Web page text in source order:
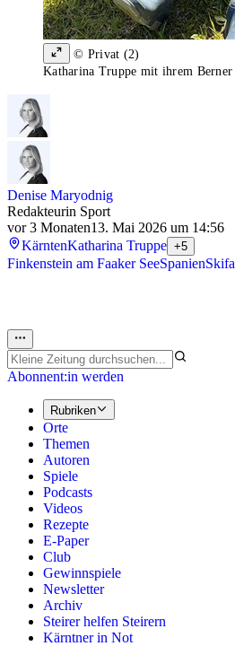
© Privat (2)
Katharina Truppe mit ihrem Berner
Denise Maryodnig
Redakteurin Sport
vor 3 Monaten13. Mai 2026 um 14:56
KärntenKatharina Truppe +5
Finkenstein am Faaker SeeSpanien
Abonnent:in werden
Rubriken
Orte
Themen
Autoren
Spiele
Podcasts
Videos
Rezepte
E-Paper
Club
Gewinnspiele
Newsletter
Archiv
Steirer helfen Steirern
Kärntner in Not